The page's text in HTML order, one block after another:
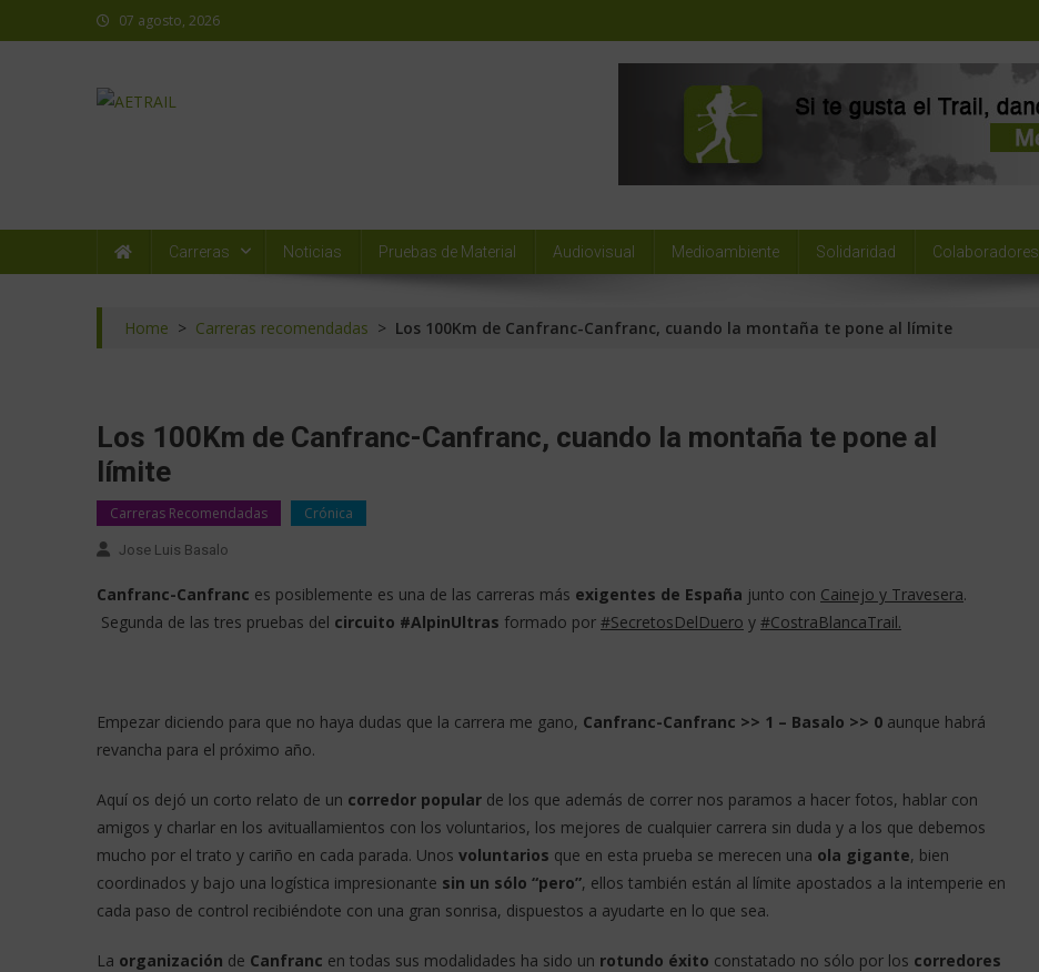
07 agosto, 2026
Carreras Noticias Pruebas de Material Audiovisual Medioambiente Solidaridad Colaboradores
Home > Carreras recomendadas > Los 100Km de Canfranc-Canfranc, cuando la montaña te pone al límite
Los 100Km de Canfranc-Canfranc, cuando la montaña te pone al
límite
Carreras Recomendadas Crónica
Jose Luis Basalo
Canfranc-Canfranc es posiblemente es una de las carreras más exigentes de España junto con Cainejo y Travesera.
Segunda de las tres pruebas del circuito #AlpinUltras formado por #SecretosDelDuero y #CostraBlancaTrail.
Empezar diciendo para que no haya dudas que la carrera me gano, Canfranc-Canfranc >> 1 – Basalo >> 0 aunque habrá
revancha para el próximo año.
Aquí os dejó un corto relato de un corredor popular de los que además de correr nos paramos a hacer fotos, hablar con
amigos y charlar en los avituallamientos con los voluntarios, los mejores de cualquier carrera sin duda y a los que debemos
mucho por el trato y cariño en cada parada. Unos voluntarios que en esta prueba se merecen una ola gigante, bien
coordinados y bajo una logística impresionante sin un sólo “pero”, ellos también están al límite apostados a la intemperie en
cada paso de control recibiéndote con una gran sonrisa, dispuestos a ayudarte en lo que sea.
La organización de Canfranc en todas sus modalidades ha sido un rotundo éxito constatado no sólo por los corredores